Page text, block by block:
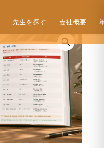
先生を探す 会社概要